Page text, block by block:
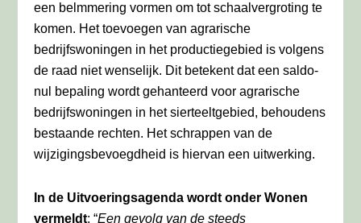
een belmmering vormen om tot schaalvergroting te
komen. Het toevoegen van agrarische
bedrijfswoningen in het productiegebied is volgens
de raad niet wenselijk. Dit betekent dat een saldo-
nul bepaling wordt gehanteerd voor agrarische
bedrijfswoningen in het sierteeltgebied, behoudens
bestaande rechten. Het schrappen van de
wijzigingsbevoegdheid is hiervan een uitwerking.
In de Uitvoeringsagenda wordt onder Wonen
vermeldt: “Een gevolg van de steeds